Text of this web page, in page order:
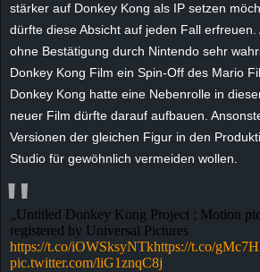
stärker auf Donkey Kong als IP setzen
dürfte diese Absicht auf jeden Fall
ohne Bestätigung durch Nintendo sehr
Donkey Kong Film ein Spin-Off des Mario
Donkey Kong hatte eine Nebenrolle in
neuer Film dürfte darauf aufbauen.
Versionen der gleichen Figur in den
Studio für gewöhnlich vermeiden wollen.
„Untitled Donkey Kong Project ; Motion
registered by Universal Pictures
https://t.co/iOWSksyNTkhttps://t.co/
pic.twitter.com/liG1znqC8j